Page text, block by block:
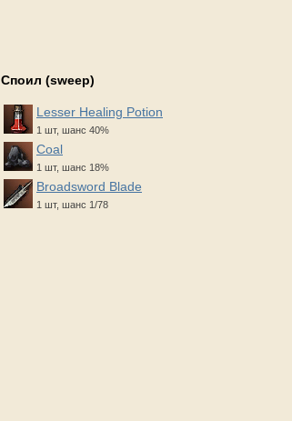
Споил (sweep)
Lesser Healing Potion
1 шт, шанс 40%
Coal
1 шт, шанс 18%
Broadsword Blade
1 шт, шанс 1/78